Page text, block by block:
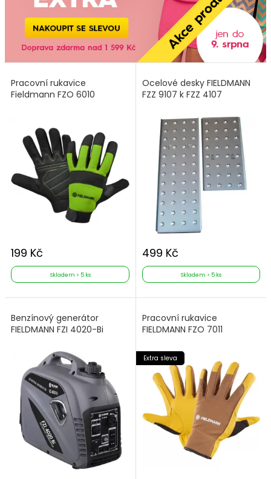
Pracovní rukavice
Fieldmann FZO 6010
199 Kč
Skladem > 5 ks
Ocelové desky FIELDMANN
FZZ 9107 k FZZ 4107
499 Kč
Skladem > 5 ks
Benzínový generátor
FIELDMANN FZI 4020-Bi
Pracovní rukavice
FIELDMANN FZO 7011
Extra sleva